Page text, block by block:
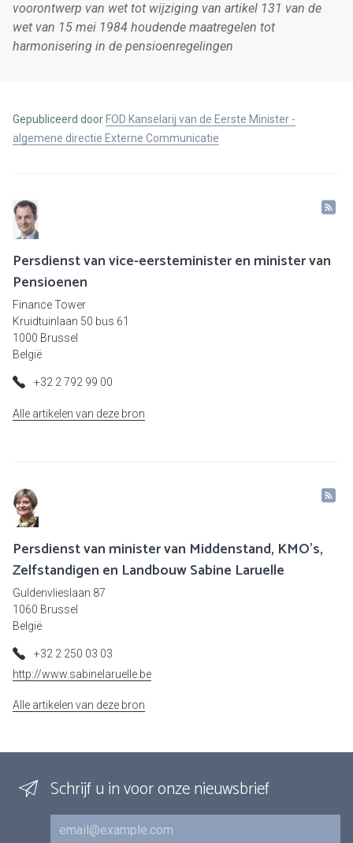
voorontwerp van wet tot wijziging van artikel 131 van de
wet van 15 mei 1984 houdende maatregelen tot
harmonisering in de pensioenregelingen
Gepubliceerd door FOD Kanselarij van de Eerste Minister -
algemene directie Externe Communicatie
Persdienst van vice-eersteminister en minister van
Pensioenen
Finance Tower
Kruidtuinlaan 50 bus 61
1000 Brussel
België
+32 2 792 99 00
Alle artikelen van deze bron
Persdienst van minister van Middenstand, KMO's,
Zelfstandigen en Landbouw Sabine Laruelle
Guldenvlieslaan 87
1060 Brussel
België
+32 2 250 03 03
http://www.sabinelaruelle.be
Alle artikelen van deze bron
Schrijf u in voor onze nieuwsbrief
E-mail